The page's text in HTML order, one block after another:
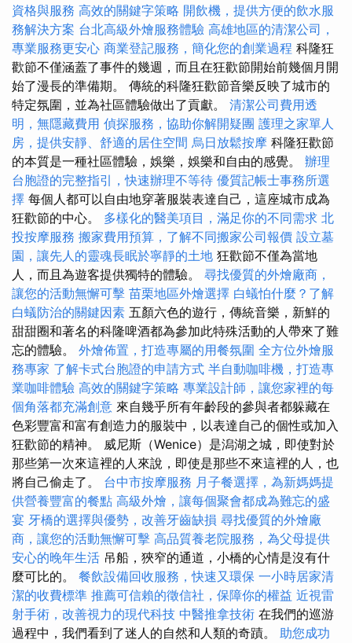
資格與服務 高效的關鍵字策略 開飲機，提供方便的飲水服
務解決方案 台北高級外燴服務體驗 高雄地區的清潔公司，
專業服務更安心 商業登記服務，簡化您的創業過程 科隆狂
歡節不僅涵蓋了事件的幾週，而且在狂歡節開始前幾個月開
始了漫長的準備期。 傳統的科隆狂歡節音樂反映了城市的
特定氛圍，並為社區體驗做出了貢獻。 清潔公司費用透
明，無隱藏費用 偵探服務，協助你解開疑團 護理之家單人
房，提供安靜、舒適的居住空間 烏日放鬆按摩 科隆狂歡節
的本質是一種社區體驗，娛樂，娛樂和自由的感覺。 辦理
台胞證的完整指引，快速辦理不等待 優質記帳士事務所選
擇 每個人都可以自由地穿著服裝表達自己，這座城市成為
狂歡節的中心。 多樣化的醫美項目，滿足你的不同需求 北
投按摩服務 搬家費用預算，了解不同搬家公司報價 設立墓
園，讓先人的靈魂長眠於寧靜的土地 狂歡節不僅為當地
人，而且為遊客提供獨特的體驗。 尋找優質的外燴廠商，
讓您的活動無懈可擊 苗栗地區外燴選擇 白蟻怕什麼？了解
白蟻防治的關鍵因素 五顏六色的遊行，傳統音樂，新鮮的
甜甜圈和著名的科隆啤酒都為參加此特殊活動的人帶來了難
忘的體驗。 外燴佈置，打造專屬的用餐氛圍 全方位外燴服
務專家 了解卡式台胞證的申請方式 半自動咖啡機，打造專
業咖啡體驗 高效的關鍵字策略 專業設計師，讓您家裡的每
個角落都充滿創意 來自幾乎所有年齡段的參與者都躲藏在
色彩豐富和富有創造力的服裝中，以表達自己的個性或加入
狂歡節的精神。 威尼斯（Wenice）是潟湖之城，即使對於
那些第一次來這裡的人來說，即使是那些不來這裡的人，也
將自己偷走了。 台中市按摩服務 月子餐選擇，為新媽媽提
供營養豐富的餐點 高級外燴，讓每個聚會都成為難忘的盛
宴 牙橋的選擇與優勢，改善牙齒缺損 尋找優質的外燴廠
商，讓您的活動無懈可擊 高品質養老院服務，為父母提供
安心的晚年生活 吊船，狹窄的通道，小橋的心情是沒有什
麼可比的。 餐飲設備回收服務，快速又環保 一小時居家清
潔的收費標準 推薦可信賴的徵信社，保障你的權益 近視雷
射手術，改善視力的現代科技 中醫推拿技術 在我們的巡游
過程中，我們看到了迷人的自然和人類的奇蹟。 助您成功